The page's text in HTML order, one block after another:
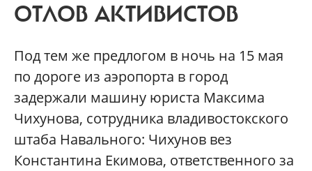
ОТЛОВ АКТИВИСТОВ
Под тем же предлогом в ночь на 15 мая
по дороге из аэропорта в город
задержали машину юриста Максима
Чихунова, сотрудника владивостокского
штаба Навального: Чихунов вез
Константина Екимова, ответственного за